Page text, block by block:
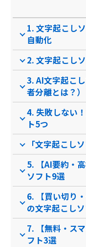
利用状況レポート
自動文字起こし(録音)
サービス資料
無料ダウンロード
ソフト種別
推奨環境
1. 文字起こし
自動化
2. 文字起こし
3. AI文字起こ
者分離とは？）
4. 失敗しない
ト5つ
「文字起こし
5. 【AI要約・
ソフト9選
6. 【買い切り
の文字起こし
7. 【無料・ス
フト3選